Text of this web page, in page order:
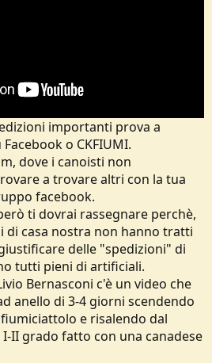
importanti prova a
o CKFIUMI.
dove i canoisti non
a trovare altri con la tua
facebook.
ti dovrai rassegnare perchè,
di casa nostra non hanno tratti
delle "spedizioni" di
tutti pieni di artificiali.
Bernasconi c'è un video che
anello di 3-4 giorni scendendo
e risalendo dal
II grado fatto con una canadese